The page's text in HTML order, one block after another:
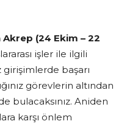
(24 Ekim – 22
işler ile ilgili
başarı
görevlerin altından
bulacaksınız. Aniden
karşı önlem